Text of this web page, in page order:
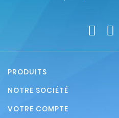
PRODUITS
NOTRE SOCIÉTÉ
VOTRE COMPTE